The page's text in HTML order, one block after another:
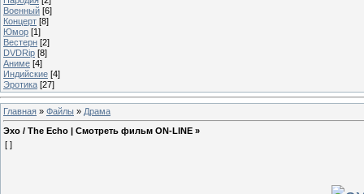
Военный [6]
Концерт [8]
Юмор [1]
Вестерн [2]
DVDRip [8]
Аниме [4]
Индийские [4]
Эротика [27]
Главная » Файлы » Драма
Эхо / The Echo | Смотреть фильм ON-LINE »
[ ]